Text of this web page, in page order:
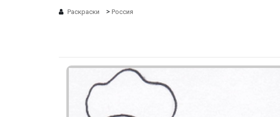
Раскраски > Россия